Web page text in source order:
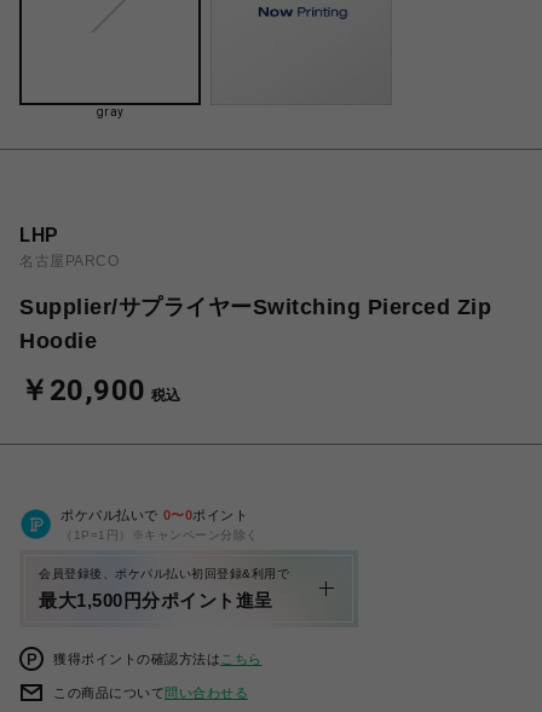
gray
LHP
名古屋PARCO
Supplier/サプライヤーSwitching Pierced Zip
Hoodie
￥20,900 税込
ポケパル払いで 0〜0ポイント
（1P=1円）※キャンペーン分除く
会員登録後、ポケパル払い初回登録&利用で
最大1,500円分ポイント進呈
獲得ポイントの確認方法は こちら
この商品について問い合わせる